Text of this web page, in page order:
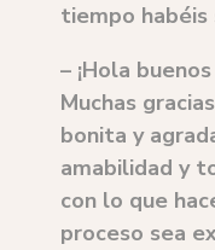
tiempo habéis
– ¡Hola
Muchas
bonita y
amabilidad y
con lo que
proceso sea